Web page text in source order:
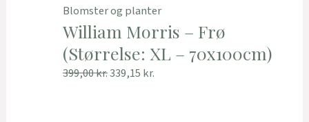
Blomster og planter
William Morris – Frø
(Størrelse: XL – 70x100cm)
399,00kr.339,15 kr.